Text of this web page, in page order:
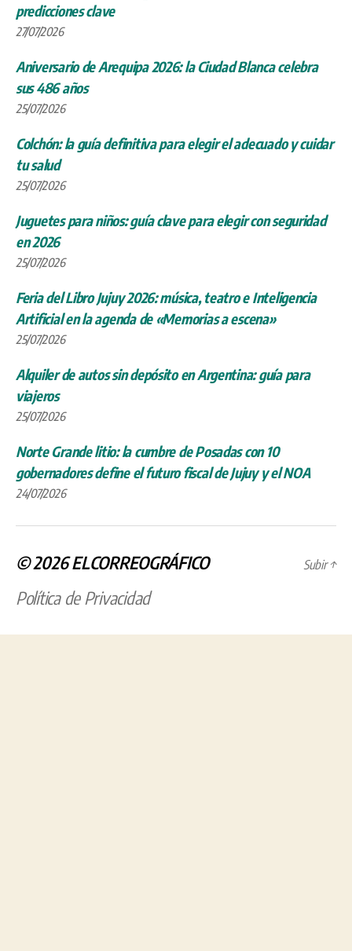
predicciones clave
27/07/2026
Aniversario de Arequipa 2026: la Ciudad Blanca celebra
sus 486 años
25/07/2026
Colchón: la guía definitiva para elegir el adecuado y cuidar
tu salud
25/07/2026
Juguetes para niños: guía clave para elegir con seguridad
en 2026
25/07/2026
Feria del Libro Jujuy 2026: música, teatro e Inteligencia
Artificial en la agenda de «Memorias a escena»
25/07/2026
Alquiler de autos sin depósito en Argentina: guía para
viajeros
25/07/2026
Norte Grande litio: la cumbre de Posadas con 10
gobernadores define el futuro fiscal de Jujuy y el NOA
24/07/2026
© 2026ELCORREOGRÁFICO
Política de Privacidad
Subir↑